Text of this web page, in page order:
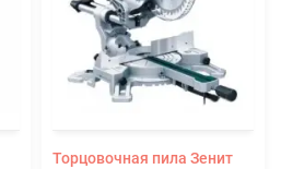
Торцовочная пила Зенит